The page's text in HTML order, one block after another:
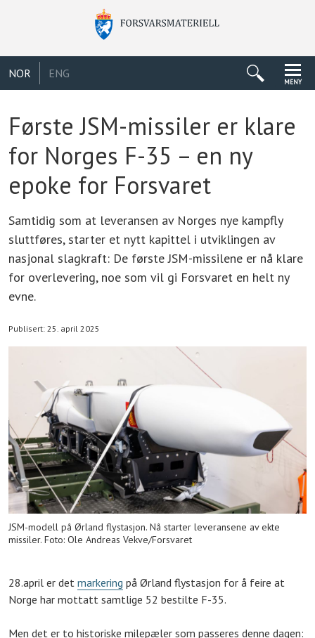
NOR ENG
MENY
Første JSM-missiler er klare
for Norges F-35 – en ny
epoke for Forsvaret
Samtidig som at leveransen av Norges nye kampfly
sluttføres, starter et nytt kapittel i utviklingen av
nasjonal slagkraft: De første JSM-missilene er nå klare
for overlevering, noe som vil gi Forsvaret en helt ny
evne.
Publisert: 25. april 2025
JSM-modell på Ørland flystasjon. Nå starter leveransene av ekte
missiler. Foto: Ole Andreas Vekve/Forsvaret
28.april er det markering på Ørland flystasjon for å feire at
Norge har mottatt samtlige 52 bestilte F-35.
Men det er to historiske milepæler som passeres denne dagen: